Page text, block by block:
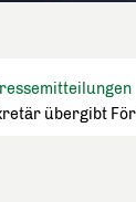
übergibt